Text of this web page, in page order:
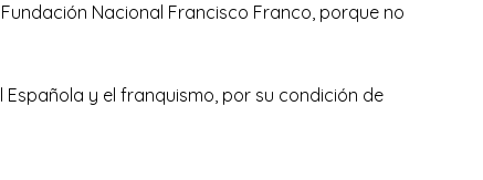
Nacional Francisco Franco, porque no
y el franquismo, por su condición de